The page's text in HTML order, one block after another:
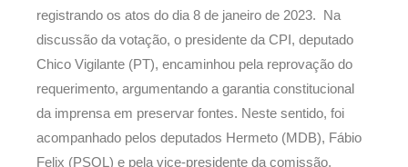
registrando os atos do dia 8 de janeiro de 2023. Na
discussão da votação, o presidente da CPI, deputado
Chico Vigilante (PT), encaminhou pela reprovação do
requerimento, argumentando a garantia constitucional
da imprensa em preservar fontes. Neste sentido, foi
acompanhado pelos deputados Hermeto (MDB), Fábio
Felix (PSOL) e pela vice-presidente da comissão,